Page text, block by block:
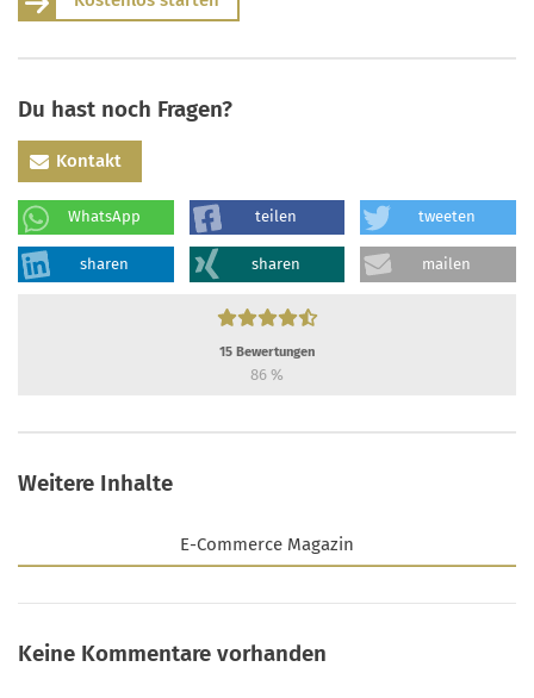
Du hast noch Fragen?
Kontakt
WhatsApp teilen tweeten
sharen sharen mailen
15 Bewertungen
86 %
Weitere Inhalte
E-Commerce Magazin
Keine Kommentare vorhanden